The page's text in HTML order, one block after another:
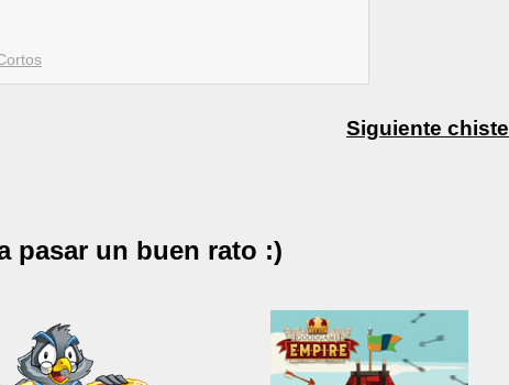
Siguiente chiste
pasar un buen rato :)